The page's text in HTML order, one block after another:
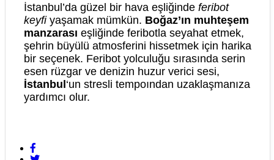
İstanbul’da güzel bir hava eşliğinde feribot
keyfiyaşamak mümkün. Boğaz’ın muhteşem
manzarası eşliğinde feribotla seyahat etmek,
şehrin büyülü atmosferini hissetmek için harika
bir seçenek. Feribot yolculuğu sırasında serin
esen rüzgar ve denizin huzur verici sesi,
İstanbul‘un stresli tempoından uzaklaşmanıza
yardımcı olur.